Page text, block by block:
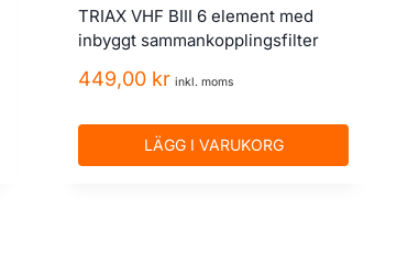
TRIAX VHF BIII 6 element med
inbyggt sammankopplingsfilter
449,00 kr inkl. moms
LÄGG I VARUKORG